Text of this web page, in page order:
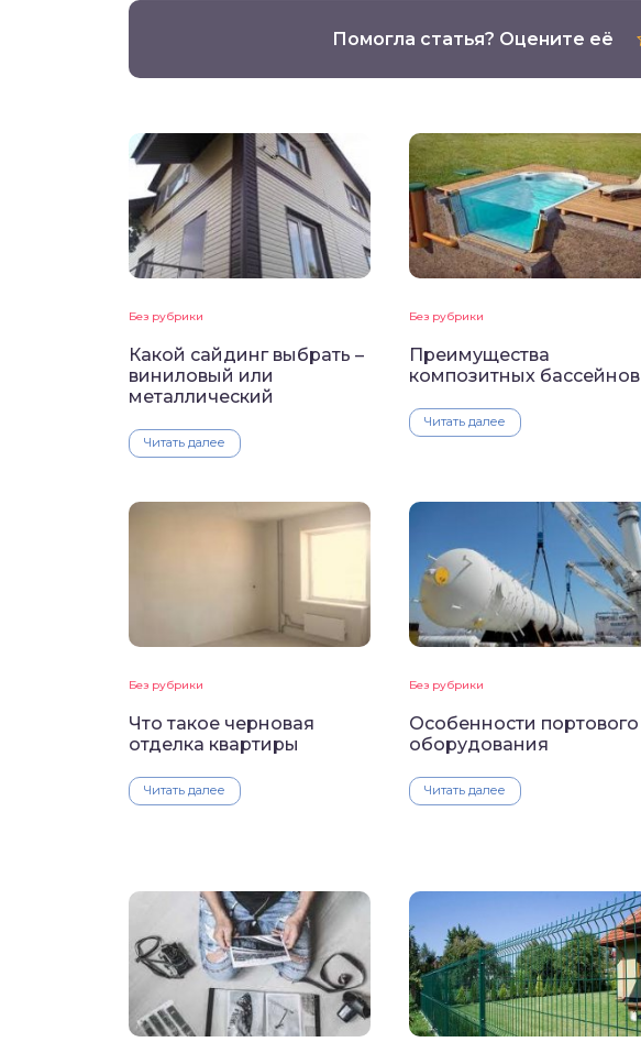
Помогла статья? Оцените её
Без рубрики
Какой сайдинг выбрать –
виниловый или
металлический
Читать далее
Без рубрики
Преимущества
композитных бассейнов
Читать далее
Без рубрики
Что такое черновая
отделка квартиры
Читать далее
Без рубрики
Особенности портового
оборудования
Читать далее